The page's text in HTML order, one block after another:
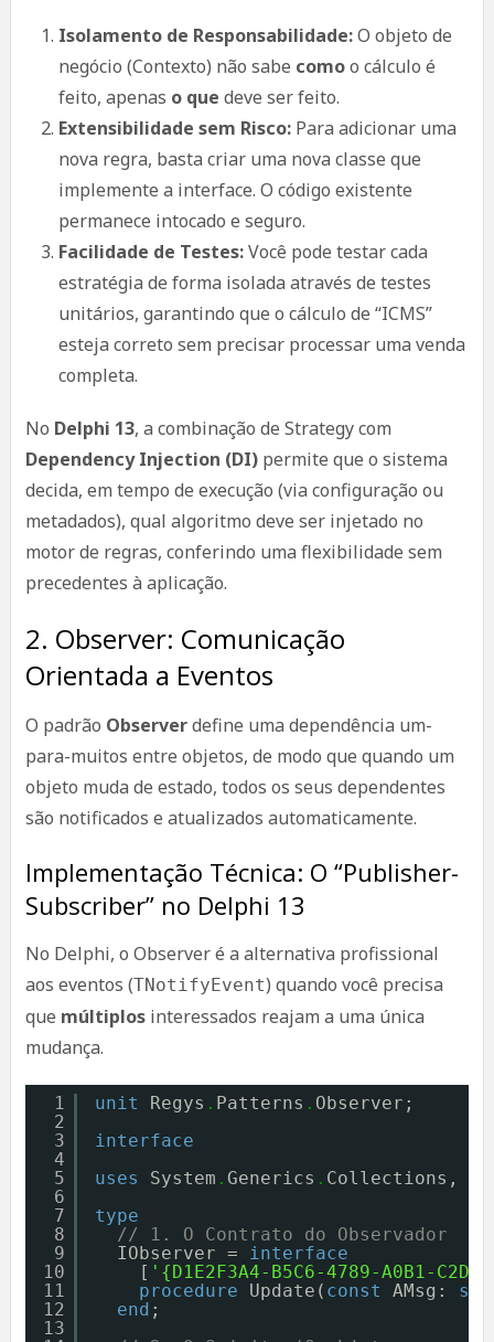
Isolamento de Responsabilidade:O objeto de
negócio (Contexto) não sabe comoo cálculo é
feito, apenas o que deve ser feito.
Extensibilidade sem Risco:Para adicionar uma
nova regra, basta criar uma nova classe que
implemente a interface. O código existente
permanece intocado e seguro.
Facilidade de Testes:Você pode testar cada
estratégia de forma isolada através de testes
unitários, garantindo que o cálculo de “ICMS”
esteja correto sem precisar processar uma venda
completa.
No Delphi 13, a combinação de Strategy com
Dependency Injection (DI)permite que o sistema
decida, em tempo de execução (via configuração ou
metadados), qual algoritmo deve ser injetado no
motor de regras, conferindo uma flexibilidade sem
precedentes à aplicação.
2. Observer: Comunicação
Orientada a Eventos
O padrão Observerdefine uma dependência um-
para-muitos entre objetos, de modo que quando um
objeto muda de estado, todos os seus dependentes
são notificados e atualizados automaticamente.
Implementação Técnica: O “Publisher-
Subscriber” no Delphi 13
No Delphi, o Observer é a alternativa profissional
aos eventos (TNotifyEvent) quando você precisa
que múltiplosinteressados reajam a uma única
mudança.
1
2
3
4
5
6
7
8
9
10
11
12
13
unit Regys . Patterns . Observer;
interface
uses
System . Generics . Collections,
type
// 1. O Contrato do Observador
IObserver = interface
[ '{D1E2F3A4-B5C6-4789-A0B1-
procedure
Update( const AMsg:
end ;